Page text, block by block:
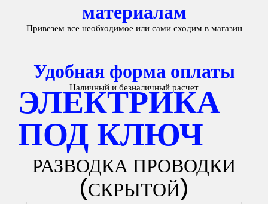
материалам
Привезем все необходимое или сами сходим в магазин
Удобная форма оплаты
Наличный и безналичный расчет
ЭЛЕКТРИКА
ПОД КЛЮЧ
РАЗВОДКА ПРОВОДКИ
(СКРЫТОЙ)